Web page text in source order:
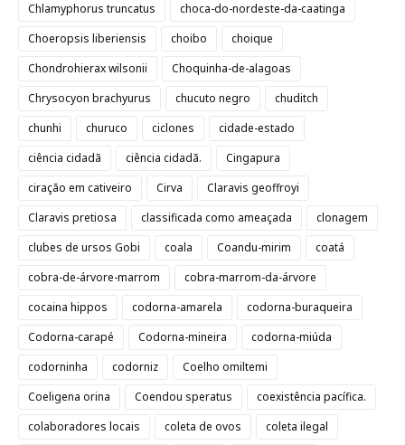
Chlamyphorus truncatus
choca-do-nordeste-da-caatinga
Choeropsis liberiensis
choibo
choique
Chondrohierax wilsonii
Choquinha-de-alagoas
Chrysocyon brachyurus
chucuto negro
chuditch
chunhi
churuco ciclones
cidade-estado
ciência cidadã
ciência cidadã.
Cingapura
ciração em cativeiro
Cirva
Claravis geoffroyi
Claravis pretiosa
classificada como ameaçada
clonagem
clubes de ursos Gobi
coala Coandu-mirim
coatá
cobra-de-árvore-marrom
cobra-marrom-da-árvore
cocaina hippos
codorna-amarela
codorna-buraqueira
Codorna-carapé
Codorna-mineira
codorna-miúda
codorninha
codorniz
Coelho omiltemi
Coeligena orina
Coendou speratus
coexistência pacífica.
colaboradores locais
coleta de ovos
coleta ilegal